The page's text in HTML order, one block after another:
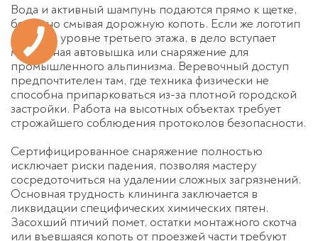
Вода и активный шампунь подаются прямо к щетке,
бережно смывая дорожную копоть. Если же логотип
висит на уровне третьего этажа, в дело вступает
мобильная автовышка или снаряжение для
промышленного альпинизма. Веревочный доступ
предпочтителен там, где техника физически не
способна припарковаться из-за плотной городской
застройки. Работа на высотных объектах требует
строжайшего соблюдения протоколов безопасности.
Сертифицированное снаряжение полностью
исключает риски падения, позволяя мастеру
сосредоточиться на удалении сложных загрязнений.
Основная трудность клининга заключается в
ликвидации специфических химических пятен.
Засохший птичий помет, остатки монтажного скотча
или въевшаяся копоть от проезжей части требуют